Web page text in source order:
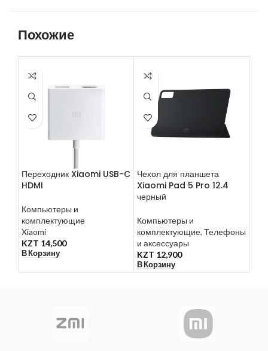
Похожие
Переходник Xiaomi USB-C
HDMI
Компьютеры и
комплектующие
Xiaomi
KZT 14,500
В Корзину
Чехол для планшета
Xiaomi Pad 5 Pro 12.4
черный
Компьютеры и
комплектующие, Телефоны
и аксессуары
KZT 12,900
В Корзину